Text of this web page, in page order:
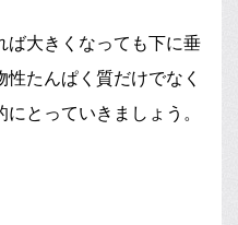
ば大きくなっても下に垂
たんぱく質だけでなく
とっていきましょう。